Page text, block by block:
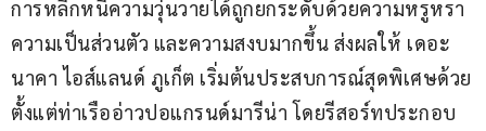
การหลีกหนีความวุ่นวายได้ถูกยกระดับด้วยความหรูหรา
ความเป็นส่วนตัว และความสงบมากขึ้น ส่งผลให้ เดอะ
นาคา ไอส์แลนด์ ภูเก็ต เริ่มต้นประสบการณ์สุดพิเศษด้วย
ตั้งแต่ท่าเรืออ่าวปอแกรนด์มารีน่า โดยรีสอร์ทประกอบ